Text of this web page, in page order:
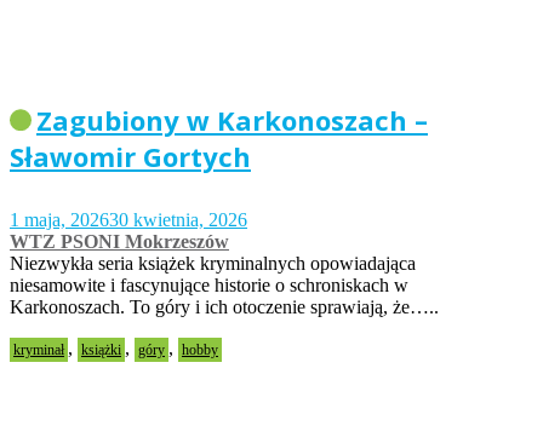
Zagubiony w Karkonoszach –
Sławomir Gortych
1 maja, 202630 kwietnia, 2026
WTZ PSONI Mokrzeszów
Niezwykła seria książek kryminalnych opowiadająca
niesamowite i fascynujące historie o schroniskach w
Karkonoszach. To góry i ich otoczenie sprawiają, że…..
kryminał , książki , góry , hobby